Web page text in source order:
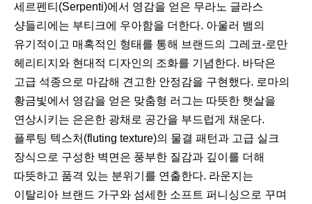
세르펜티(Serpenti)에서 영감을 얻은 무라노 글라스
샹들리에는 부티크에 우아함을 더한다. 아울러 뱀의
유기적이고 매혹적인 형태를 통해 브랜드의 그레코-로만
헤리티지와 현대적 디자인의 조화를 기념한다. 바닥은
고급 석종으로 마감해 견고한 안정감을 구현했다. 로마의
황금빛에서 영감을 얻은 맞춤형 러그는 따뜻한 햇살을
연상시키는 은은한 광채로 공간을 부드럽게 채운다.
플루팅 텍스처(fluting texture)의 물결 패턴과 고급 실크
장식으로 구성한 벽면은 풍부한 질감과 깊이를 더해
따뜻하고 품격 있는 분위기를 연출한다. 라운지는
이탈리아 브랜드 가구와 섬세한 소프트 퍼니싱으로 꾸며